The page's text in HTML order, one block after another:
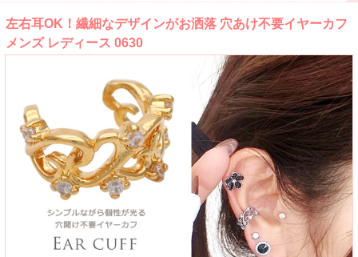
左右耳OK！繊細なデザインがお洒落 穴あけ不要イヤーカフ
メンズ レディース 0630